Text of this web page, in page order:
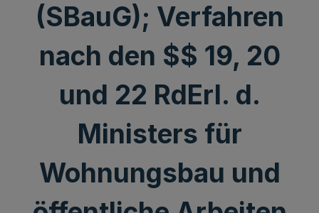
(SBauG); Verfahren
nach den $$ 19, 20
und 22 RdErl. d.
Ministers für
Wohnungsbau und